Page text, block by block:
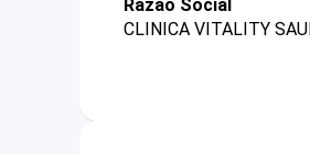
Razão Social
CLINICA VITALITY